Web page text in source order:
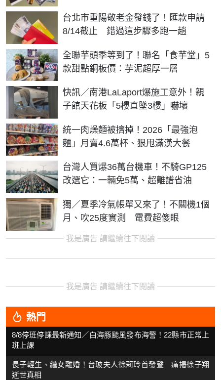
台北市重陽敬老金發錢了！匯款申請
8/14截止 錯過這步驟多跑一趟
全聯芋頭季等到了！聯名「食芋堂」5
款甜點銅板價：芋泥超厚一層
快訊／南港LaLaport爆施工意外！親
子館天花板「5樓直墜3樓」嚇壞
統一肉燥麵被擠掉！2026「最強泡
麵」月賣4.6萬杯、狠甩滿漢大餐
台灣人買爆36萬台機車！不騎GP125
改選它：一輛免5萬、超離譜省油
獨／夏季冷氣帳單又來了！不關機1個
月、吹25度實測 電費超傻眼
我是廣告 請繼續往下閱讀
我是廣告 請繼續往下閱讀
熱門
8/8停班停課最新通知／白海豚颱風發布海警！22縣市正常上
班上課
長子輕生、繼女離婚！台玻夫人徐莉玲首發聲 痛揭徐子翔
逝世真相